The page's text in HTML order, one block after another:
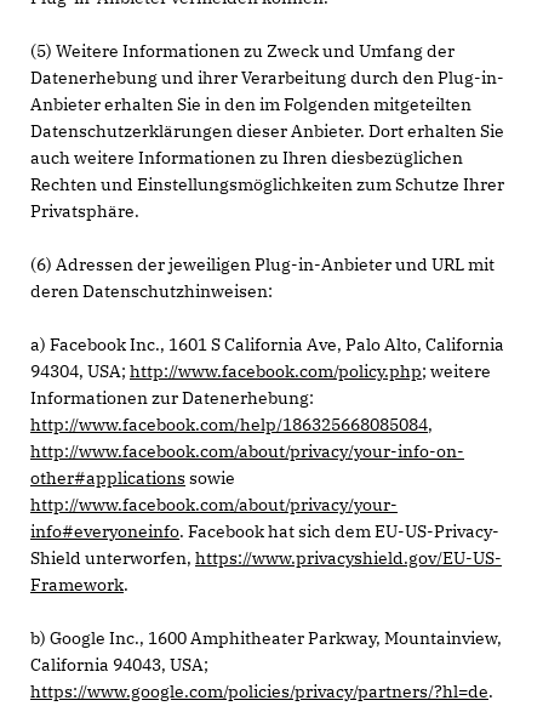
(5) Weitere Informationen zu Zweck und Umfang der
Datenerhebung und ihrer Verarbeitung durch den Plug-in-
Anbieter erhalten Sie in den im Folgenden mitgeteilten
Datenschutzerklärungen dieser Anbieter. Dort erhalten Sie
auch weitere Informationen zu Ihren diesbezüglichen
Rechten und Einstellungsmöglichkeiten zum Schutze Ihrer
Privatsphäre.
(6) Adressen der jeweiligen Plug-in-Anbieter und URL mit
deren Datenschutzhinweisen:
a) Facebook Inc., 1601 S California Ave, Palo Alto, California
94304, USA; http://www.facebook.com/policy.php; weitere
Informationen zur Datenerhebung:
http://www.facebook.com/help/186325668085084,
http://www.facebook.com/about/privacy/your-info-on-
other#applications sowie
http://www.facebook.com/about/privacy/your-
info#everyoneinfo. Facebook hat sich dem EU-US-Privacy-
Shield unterworfen, https://www.privacyshield.gov/EU-US-
Framework.
b) Google Inc., 1600 Amphitheater Parkway, Mountainview,
California 94043, USA;
https://www.google.com/policies/privacy/partners/?hl=de.